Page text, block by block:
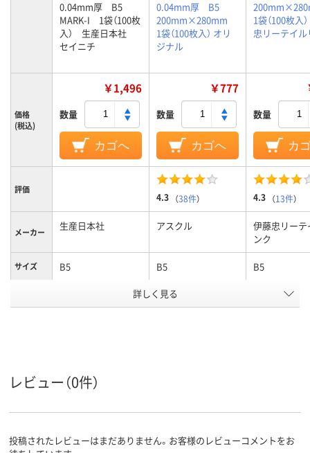
0.04mm厚 B5
MARK-I 1袋（100枚
入） 生産日本社
セイニチ
0.04mm厚 B5
200mm×280mm
1袋（100枚入） オリ
ジナル
1袋（100枚入
忠リーテイ
価格
(税込)
￥1,496
数量
カゴへ
￥777
数量
カゴへ
数量
カ
評価
4.3 （38件） 4.3 （13件）
メーカー 生産日本社 アスクル
伊藤忠リーテ
ンク
サイズ B5 B5 B5
ループ
クリア(透明・半透明)
系
クリア(透明)
低密度ポリエチレ
ン、LDPE（ツルツル
エチレン、LDPE（ツ
LDPE（ツルツルタイ
LDPE（ツル
詳しく見る
レビュー（0件）
投稿されたレビューはまだありません。お客様のレビューコメントをお